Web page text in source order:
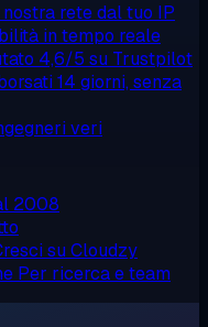
rete dal tuo IP
in tempo reale
4,6/5 su Trustpilot
14 giorni, senza
veri
2008
su Cloudzy
Per ricerca e team